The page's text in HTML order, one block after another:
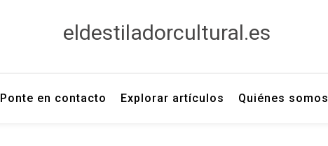
eldestiladorcultural.es
Ponte en contacto Explorar artículos Quiénes somos